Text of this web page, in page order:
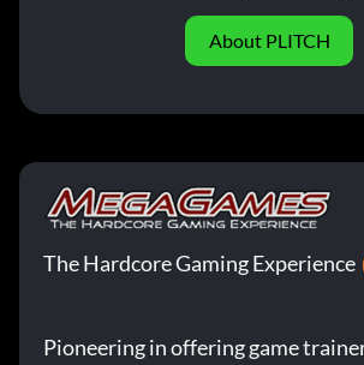
About PLITCH
The Hardcore Gaming Experience
Pioneering in offering game